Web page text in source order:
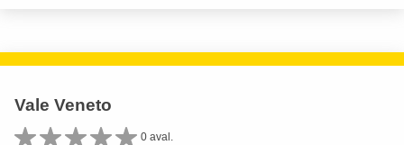
Vale Veneto
0 aval.